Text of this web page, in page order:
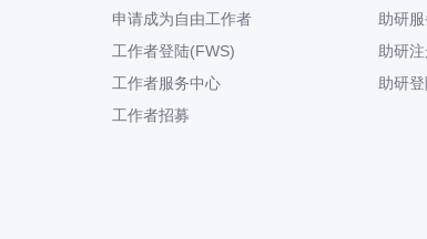
申请成为自由工作者
工作者登陆(FWS)
工作者服务中心
工作者招募
助研
助研
助研